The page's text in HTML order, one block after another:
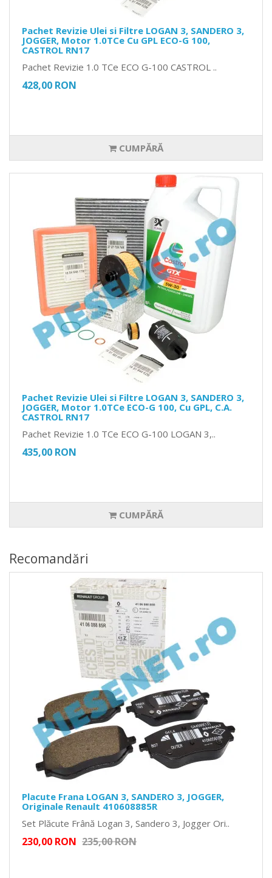
Pachet Revizie Ulei si Filtre LOGAN 3, SANDERO 3,
JOGGER, Motor 1.0TCe Cu GPL ECO-G 100,
CASTROL RN17
Pachet Revizie 1.0 TCe ECO G-100 CASTROL ..
428,00 RON
CUMPĂRĂ
Pachet Revizie Ulei si Filtre LOGAN 3, SANDERO 3,
JOGGER, Motor 1.0TCe ECO-G 100, Cu GPL, C.A.
CASTROL RN17
Pachet Revizie 1.0 TCe ECO G-100 LOGAN 3,..
435,00 RON
CUMPĂRĂ
Recomandări
Placute Frana LOGAN 3, SANDERO 3, JOGGER,
Originale Renault 410608885R
Set Plăcute Frână Logan 3, Sandero 3, Jogger Ori..
230,00 RON 235,00 RON